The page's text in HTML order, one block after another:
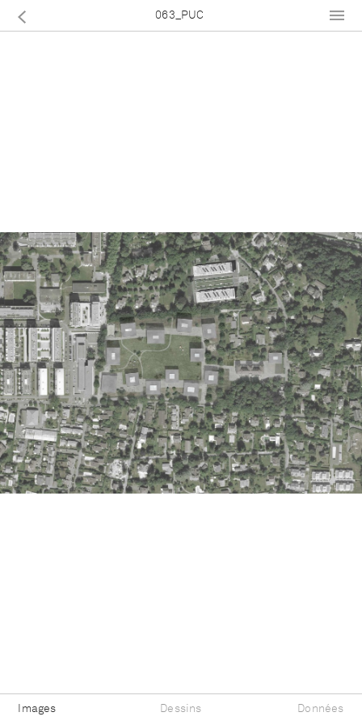
063_PUC
Images Dessins Données